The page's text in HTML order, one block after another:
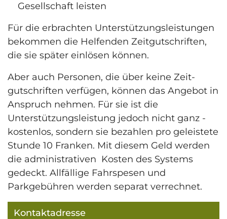
Gesellschaft leisten
Für die erbrachten Unterstützungsleistungen
bekommen die Helfenden Zeitgutschriften,
die sie später einlösen können.
Aber auch Personen, die über keine Zeit­
gutschriften verfügen, können das Angebot in
Anspruch nehmen. Für sie ist die
Unterstützungsleistung jedoch nicht ganz ­
kostenlos, sondern sie bezahlen pro geleistete
Stunde 10 Franken. Mit diesem Geld werden
die administrativen Kosten des Systems
gedeckt. Allfällige Fahrspesen und
Parkgebühren werden separat verrechnet.
Kontaktadresse